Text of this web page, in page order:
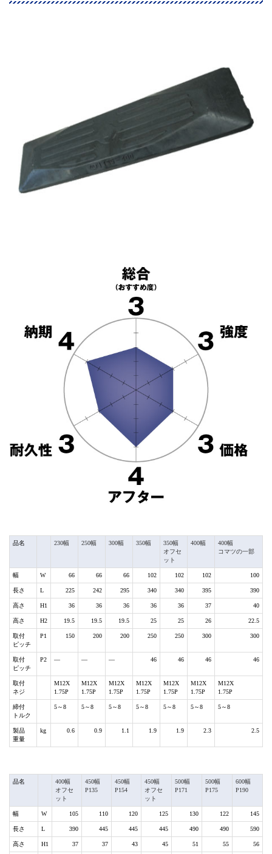
品名 230幅 250幅 300幅 350幅
350幅
オフセ
ット
400幅
400幅
コマツの一部
幅 W 66 66 66 102 102 102 100
長さ L 225 242 295 340 340 395 390
高さ H1 36 36 36 36 36 37 40
高さ H2 19.5 19.5 19.5 25 25 26 22.5
取付
ピッチ
P1 150 200 200 250 250 300 300
取付
ピッチ
P2 ― ― ― 46 46 46 46
取付
ネジ
M12X
1.75P
M12X
1.75P
M12X
1.75P
M12X
1.75P
M12X
1.75P
M12X
1.75P
M12X
1.75P
締付
トルク
5～8 5～8 5～8 5～8 5～8 5～8 5～8
製品
重量
kg 0.6 0.9 1.1 1.9 1.9 2.3 2.5
品名
400幅
オフセ
ット
450幅
P135
450幅
P154
450幅
オフセ
ット
500幅
P171
500幅
P175
600幅
P190
幅 W 105 110 120 125 130 122 145
長さ L 390 445 445 445 490 490 590
高さ H1 37 37 43 45 51 55 56